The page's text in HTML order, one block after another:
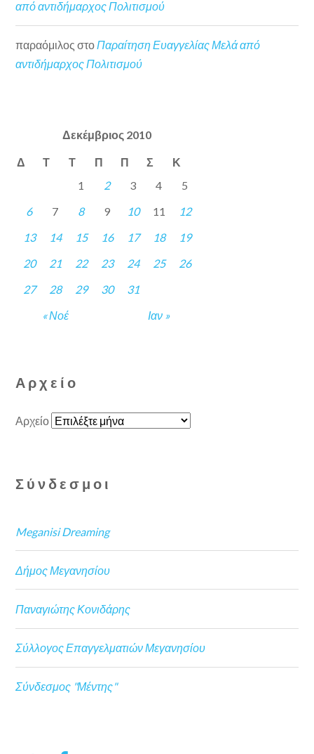
από αντιδήμαρχος Πολιτισμού
παραόμιλος στοΠαραίτηση Ευαγγελίας Μελά από
αντιδήμαρχος Πολιτισμού
Δεκέμβριος 2010
Δ Τ Τ Π Π Σ Κ
« Νοέ Ιαν »
1 2 3 4
5
6
7 8 9 10 11
12
13
14 15 16 17 18
19
20
21 22 23 24 25
26
27
28 29 30 31
Αρχείο
Αρχείο
Σύνδεσμοι
Meganisi Dreaming
Δήμος Μεγανησίου
Παναγιώτης Κονιδάρης
Σύλλογος Επαγγελματιών Μεγανησίου
Σύνδεσμος "Μέντης"